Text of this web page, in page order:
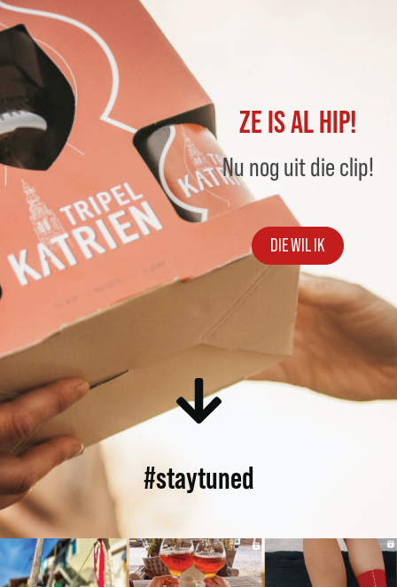
ZE IS AL HIP!
Nu nog uit die clip!
DIE WIL IK
#staytuned